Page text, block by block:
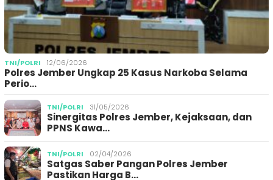
TNI/POLRI 12/06/2026
Polres Jember Ungkap 25 Kasus Narkoba Selama
Perio…
TNI/POLRI 31/05/2026
Sinergitas Polres Jember, Kejaksaan, dan
PPNS Kawa…
TNI/POLRI 02/04/2026
Satgas Saber Pangan Polres Jember
Pastikan Harga B…